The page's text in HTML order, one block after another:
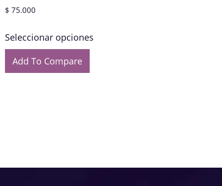
$ 75.000
Seleccionar opciones
Add To Compare